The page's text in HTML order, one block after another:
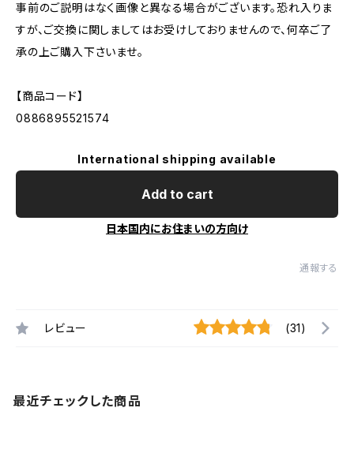
事前のご説明はなく画像と異なる場合がございます。恐れ入りま
すが、ご交換に関しましてはお受けしておりませんので、何卒ご了
承の上ご購入下さいませ。
【商品コード】
0886895521574
International shipping available
Add to cart
日本国内にお住まいの方向け
通報する
レビュー (31)
最近チェックした商品